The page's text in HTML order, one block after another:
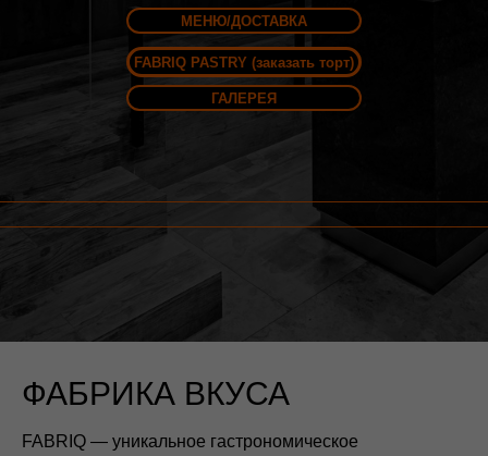
ГАЛЕРЕЯ
МЕНЮ/ДОСТАВКА
FABRIQ PASTRY (заказать торт)
ФАБРИКА ВКУСА
FABRIQ — уникальное гастрономическое